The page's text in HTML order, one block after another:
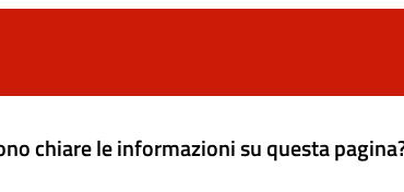
chiare le informazioni su questa